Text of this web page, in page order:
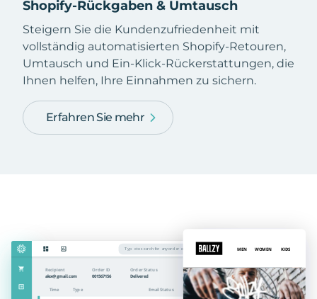
Shopify-Rückgaben & Umtausch
Steigern Sie die Kundenzufriedenheit mit
vollständig automatisierten Shopify-Retouren,
Umtausch und Ein-Klick-Rückerstattungen, die
Ihnen helfen, Ihre Einnahmen zu sichern.
Erfahren Sie mehr